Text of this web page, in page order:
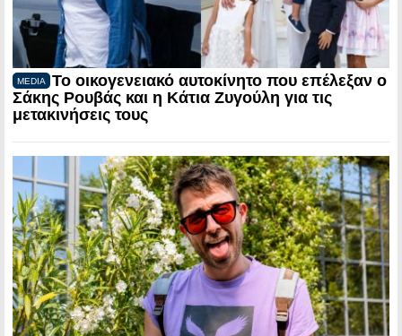
MEDIA
Το οικογενειακό αυτοκίνητο που επέλεξαν ο
Σάκης Ρουβάς και η Κάτια Ζυγούλη για τις
μετακινήσεις τους